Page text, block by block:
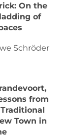
On the
of
Schröder
from
Town in